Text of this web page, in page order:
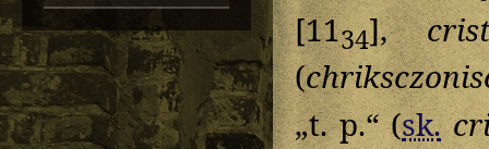
[1134],
(
„t. p.“ (sk.